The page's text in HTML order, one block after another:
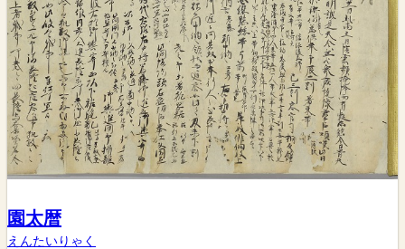
園太暦
えんたいりゃく